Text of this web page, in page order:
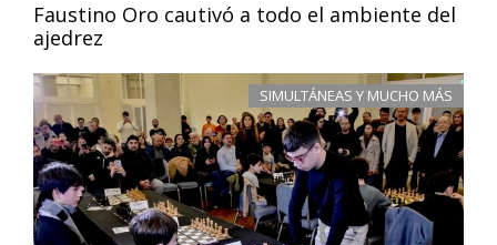
Faustino Oro cautivó a todo el ambiente del
ajedrez
SIMULTÁNEAS Y MUCHO MÁS